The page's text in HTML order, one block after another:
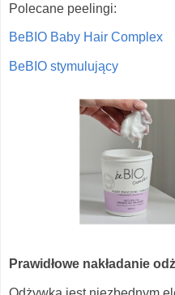
Polecane peelingi:
BeBIO Baby Hair Complex
BeBIO stymulujący
Prawidłowe nakładanie